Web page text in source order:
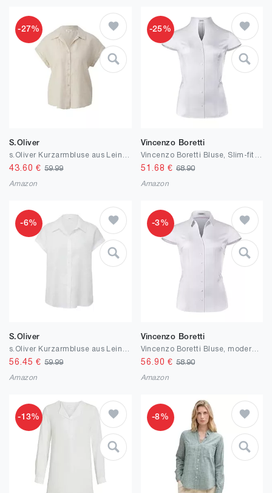
-27%
S.Oliver
43.60 €59.99
Amazon
-25%
Vincenzo Boretti
51.68 € 68.90
Amazon
-6%
S.Oliver
56.45 €59.99
Amazon
-3%
Vincenzo Boretti
Vincenzo Boretti Bluse, modern-fit/leicht tailliert, Hemdkragen, Kurzarm - bügelleicht
56.90 € 58.90
Amazon
-13% -8%